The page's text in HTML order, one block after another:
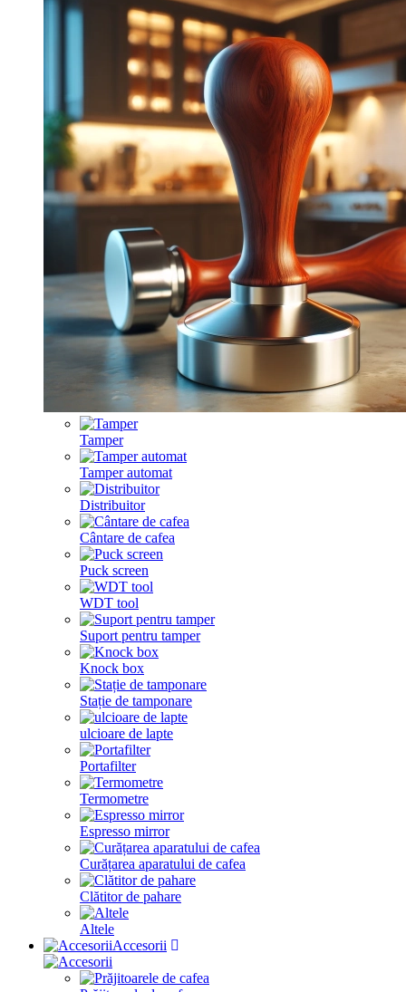
Tamper
Tamper automat
Distribuitor
Cântare de cafea
Puck screen
WDT tool
Suport pentru tamper
Knock box
Stație de tamponare
ulcioare de lapte
Portafilter
Termometre
Espresso mirror
Curățarea aparatului de cafea
Clătitor de pahare
Altele
Accesorii